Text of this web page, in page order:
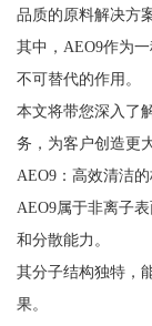
品质的原料解决方案
其中，AEO9作为
不可替代的作用。
本文将带您深入了
务，为客户创造更
AEO9：高效清洁
AEO9属于非离子
和分散能力。
其分子结构独特，
果。